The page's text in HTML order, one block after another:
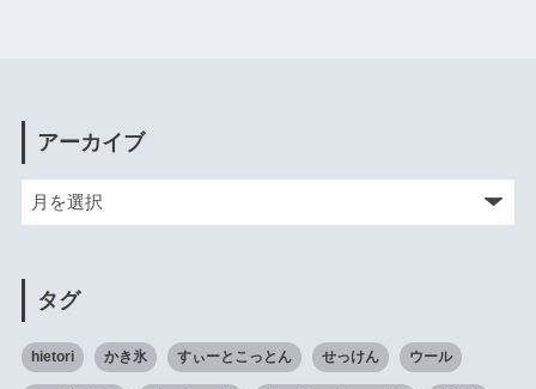
アーカイブ
タグ
hietori かき氷 すぃーとこっとん せっけん ウール